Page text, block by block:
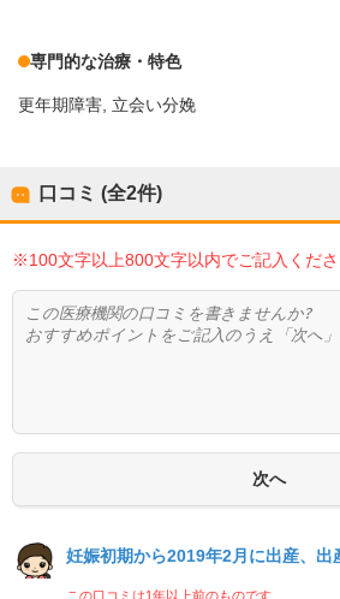
専門的な治療・特色
更年期障害 立会い分娩
口コミ (全2件)
※100文字以上800文字以内でご記入くだ
妊娠初期から2019年2月に出産、出
この口コミは1年以上前のものです